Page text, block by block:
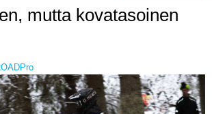
Käyttäjätunnus
MOTOCROSS
mutta kovatasoinen